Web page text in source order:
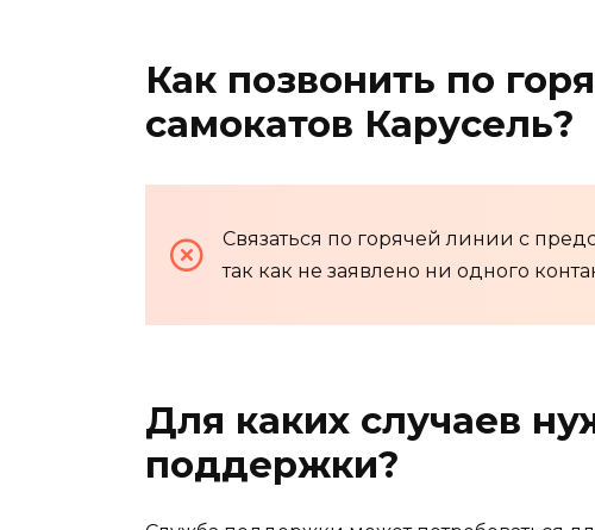
Как позвонить по
самокатов Карусель?
Связаться по горячей линии с
так как не заявлено ни одного
Для каких случаев
поддержки?